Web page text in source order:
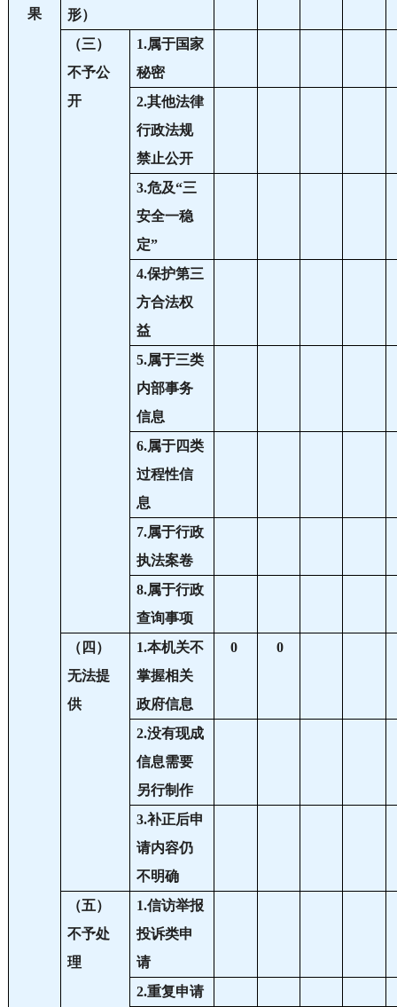
果
形）
（三）
不予公
开
1.属于国家
秘密
2.其他法律
行政法规
禁止公开
3.危及“三
安全一稳
定”
4.保护第三
方合法权
益
5.属于三类
内部事务
信息
6.属于四类
过程性信
息
7.属于行政
执法案卷
8.属于行政
查询事项
（四）
无法提
供
1.本机关不
掌握相关
政府信息
0 0
2.没有现成
信息需要
另行制作
3.补正后申
请内容仍
不明确
（五）
不予处
理
1.信访举报
投诉类申
请
2.重复申请